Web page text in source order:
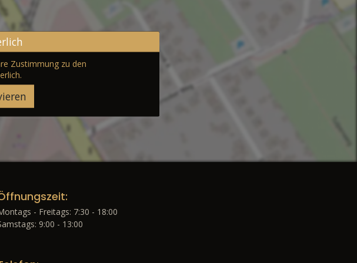
Zustimmung zu den
- Freitags: 7:30 - 18:00
9:00 - 13:00